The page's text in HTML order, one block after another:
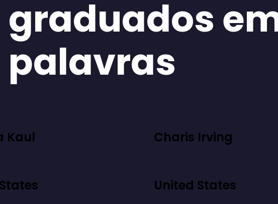
graduados
palavras
Kaul Charis Irving
United States